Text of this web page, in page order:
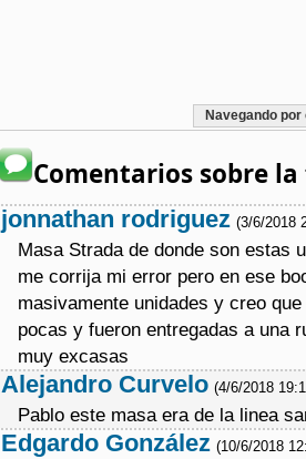
Navegando
Comentarios sobre
jonnathan rodriguez (3/6/2018
Masa Strada de donde son estas
me corrija mi error pero en ese
masivamente unidades y creo
pocas y fueron entregadas a una
muy excasas
Alejandro Curvelo (4/6/2018
Pablo este masa era de la linea
Edgardo González (10/6/2018